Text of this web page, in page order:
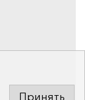
Принять